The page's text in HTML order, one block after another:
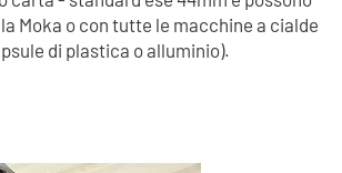
Moka o con tutte le macchine a cialde
di plastica o alluminio).